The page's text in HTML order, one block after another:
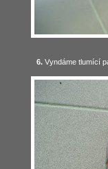
6.Vyndáme tlumící